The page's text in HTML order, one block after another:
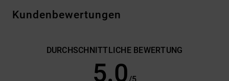
Kundenbewertungen
DURCHSCHNITTLICHE BEWERTUNG
5.0